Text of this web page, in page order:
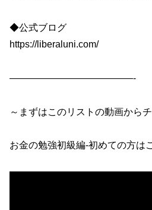
◆公式ブログ
https://liberaluni.com/
—————————————-
～まずはこのリストの動画から
お金の勉強初級編-初めての方は